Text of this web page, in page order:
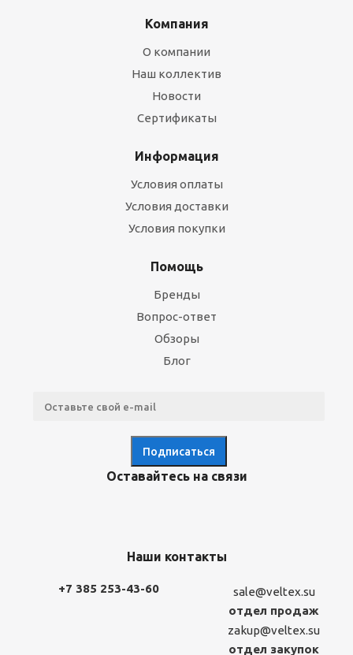
Компания
О компании
Наш коллектив
Новости
Сертификаты
Информация
Условия оплаты
Условия доставки
Условия покупки
Помощь
Бренды
Вопрос-ответ
Обзоры
Блог
Оставайтесь на связи
Наши контакты
+7 385 253-43-60
sale@veltex.su
отдел продаж
zakup@veltex.su
отдел закупок